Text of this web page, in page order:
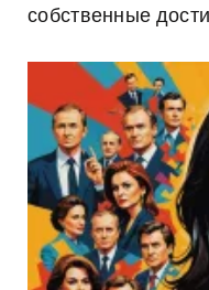
собственные